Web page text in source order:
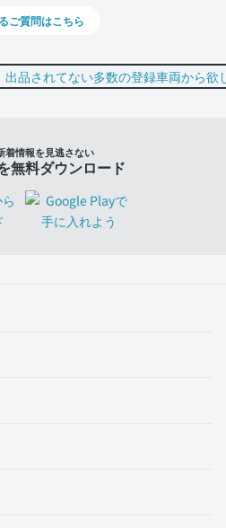
ご質問はこちら
着情報を見逃さない
無料ダウンロード